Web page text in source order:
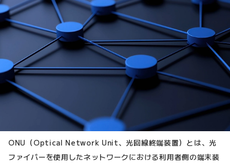
ONU（Optical Network Unit、光回線終端装置）とは、光
ファイバーを使用したネットワークにおける利用者側の端末装